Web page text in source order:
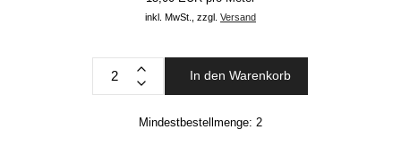
inkl. MwSt., zzgl. Versand
In den Warenkorb
Mindestbestellmenge: 2